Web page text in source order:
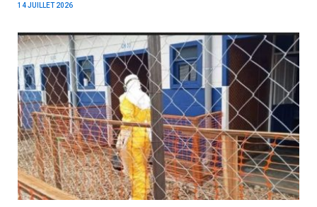
14 JUILLET 2026